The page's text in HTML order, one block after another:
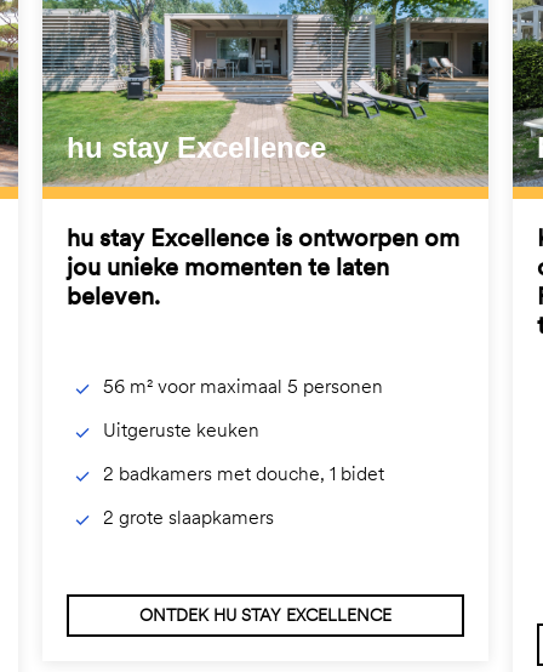
hu stay Excellence
hu stay Excellence is ontworpen om
jou unieke momenten te laten
beleven.
56 m² voor maximaal 5 personen
Uitgeruste keuken
2 badkamers met douche, 1 bidet
2 grote slaapkamers
ONTDEK HU STAY EXCELLENCE